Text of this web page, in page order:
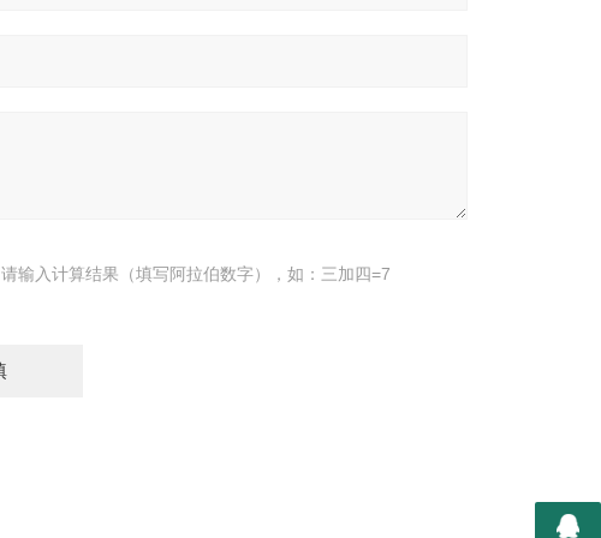
请输入计算结果（填写阿拉伯数字），如：三加四=7